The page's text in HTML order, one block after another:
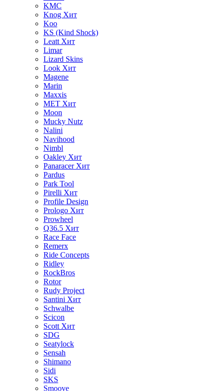
KMC
Knog Хит
Koo
KS (Kind Shock)
Leatt Хит
Limar
Lizard Skins
Look Хит
Magene
Marin
Maxxis
MET Хит
Moon
Mucky Nutz
Nalini
Navihood
Nimbl
Oakley Хит
Panaracer Хит
Pardus
Park Tool
Pirelli Хит
Profile Design
Prologo Хит
Prowheel
Q36.5 Хит
Race Face
Remerx
Ride Concepts
Ridley
RockBros
Rotor
Rudy Project
Santini Хит
Schwalbe
Scicon
Scott Хит
SDG
Seatylock
Sensah
Shimano
Sidi
SKS
Smoove